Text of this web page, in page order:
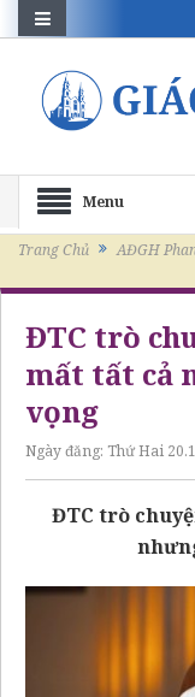
Menu
Trang Chủ AĐGH
ĐTC trò
mất tất cả
vọng
Ngày đăng: Thứ Hai
ĐTC trò